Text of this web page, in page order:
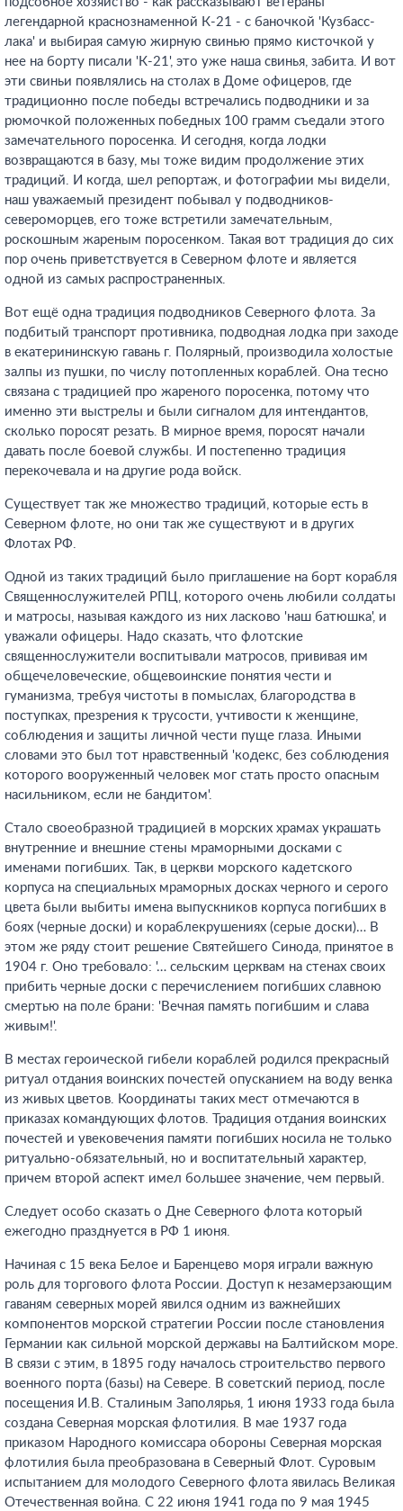
легендарной краснознаменной К-21 - с баночкой 'Кузбасс-
лака' и выбирая самую жирную свинью прямо кисточкой у
нее на борту писали 'К-21', это уже наша свинья, забита. И вот
эти свиньи появлялись на столах в Доме офицеров, где
традиционно после победы встречались подводники и за
рюмочкой положенных победных 100 грамм съедали этого
замечательного поросенка. И сегодня, когда лодки
возвращаются в базу, мы тоже видим продолжение этих
традиций. И когда, шел репортаж, и фотографии мы видели,
наш уважаемый президент побывал у подводников-
североморцев, его тоже встретили замечательным,
роскошным жареным поросенком. Такая вот традиция до сих
пор очень приветствуется в Северном флоте и является
одной из самых распространенных.
Вот ещё одна традиция подводников Северного флота. За
подбитый транспорт противника, подводная лодка при заходе
в екатерининскую гавань г. Полярный, производила холостые
залпы из пушки, по числу потопленных кораблей. Она тесно
связана с традицией про жареного поросенка, потому что
именно эти выстрелы и были сигналом для интендантов,
сколько поросят резать. В мирное время, поросят начали
давать после боевой службы. И постепенно традиция
перекочевала и на другие рода войск.
Существует так же множество традиций, которые есть в
Северном флоте, но они так же существуют и в других
Флотах РФ.
Одной из таких традиций было приглашение на борт корабля
Священнослужителей РПЦ, которого очень любили солдаты
и матросы, называя каждого из них ласково 'наш батюшка', и
уважали офицеры. Надо сказать, что флотские
священнослужители воспитывали матросов, прививая им
общечеловеческие, общевоинские понятия чести и
гуманизма, требуя чистоты в помыслах, благородства в
поступках, презрения к трусости, учтивости к женщине,
соблюдения и защиты личной чести пуще глаза. Иными
словами это был тот нравственный 'кодекс, без соблюдения
которого вооруженный человек мог стать просто опасным
насильником, если не бандитом'.
Стало своеобразной традицией в морских храмах украшать
внутренние и внешние стены мраморными досками с
именами погибших. Так, в церкви морского кадетского
корпуса на специальных мраморных досках черного и серого
цвета были выбиты имена выпускников корпуса погибших в
боях (черные доски) и кораблекрушениях (серые доски)… В
этом же ряду стоит решение Святейшего Синода, принятое в
1904 г. Оно требовало: '… сельским церквам на стенах своих
прибить черные доски с перечислением погибших славною
смертью на поле брани: 'Вечная память погибшим и слава
живым!'.
В местах героической гибели кораблей родился прекрасный
ритуал отдания воинских почестей опусканием на воду венка
из живых цветов. Координаты таких мест отмечаются в
приказах командующих флотов. Традиция отдания воинских
почестей и увековечения памяти погибших носила не только
ритуально-обязательный, но и воспитательный характер,
причем второй аспект имел большее значение, чем первый.
Следует особо сказать о Дне Северного флота который
ежегодно празднуется в РФ 1 июня.
Начиная с 15 века Белое и Баренцево моря играли важную
роль для торгового флота России. Доступ к незамерзающим
гаваням северных морей явился одним из важнейших
компонентов морской стратегии России после становления
Германии как сильной морской державы на Балтийском море.
В связи с этим, в 1895 году началось строительство первого
военного порта (базы) на Севере. В советский период, после
посещения И.В. Сталиным Заполярья, 1 июня 1933 года была
создана Северная морская флотилия. В мае 1937 года
приказом Народного комиссара обороны Северная морская
флотилия была преобразована в Северный Флот. Суровым
испытанием для молодого Северного флота явилась Великая
Отечественная война. С 22 июня 1941 года по 9 мая 1945